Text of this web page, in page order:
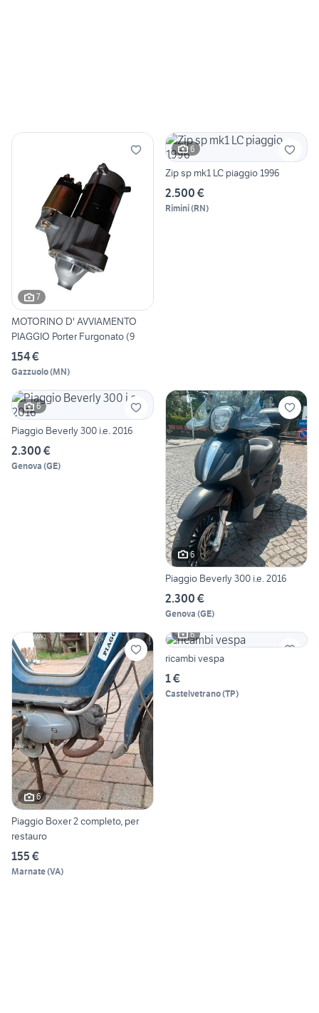
7
MOTORINO D' AVVIAMENTO
PIAGGIO Porter Furgonato (9
154 €
Gazzuolo(MN)
6
Zip sp mk1 LC piaggio 1996
2.500 €
Rimini(RN)
6
Piaggio Beverly 300 i.e. 2016
2.300 €
Genova (GE)
6
Piaggio Beverly 300 i.e. 2016
2.300 €
Genova (GE)
6
Piaggio Boxer 2 completo, per
restauro
155 €
Marnate(VA)
6
ricambi vespa
1 €
Castelvetrano(TP)